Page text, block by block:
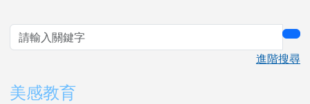
進階搜尋
美感教育